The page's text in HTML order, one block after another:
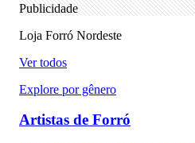
Publicidade
Loja Forró Nordeste
Ver todos
Explore por gênero
Artistas de Forró